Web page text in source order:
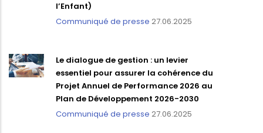
l’Enfant)
Communiqué de presse 27.06.2025
Le dialogue de gestion : un levier
essentiel pour assurer la cohérence du
Projet Annuel de Performance 2026 au
Plan de Développement 2026-2030
Communiqué de presse 27.06.2025